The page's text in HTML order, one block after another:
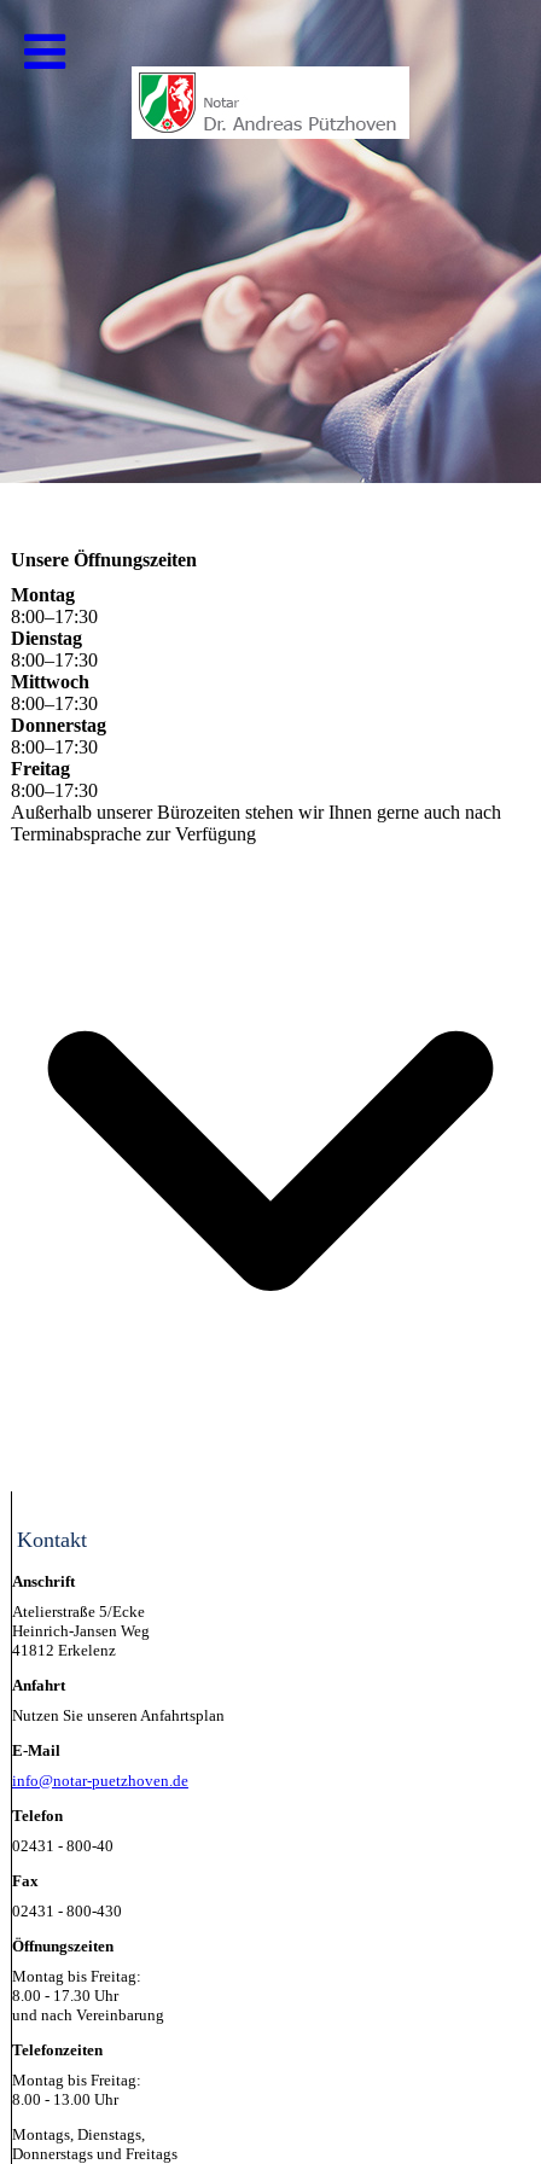
Unsere Öffnungszeiten
Montag
8:00–17:30
Dienstag
8:00–17:30
Mittwoch
8:00–17:30
Donnerstag
8:00–17:30
Freitag
8:00–17:30
Außerhalb unserer Bürozeiten stehen wir Ihnen gerne auch nach
Terminabsprache zur Verfügung
Kontakt
Anschrift
Atelierstraße 5/Ecke
Heinrich-Jansen Weg
41812 Erkelenz
Anfahrt
Nutzen Sie unseren Anfahrtsplan
E-Mail
info@notar-puetzhoven.de
Telefon
02431 - 800-40
Fax
02431 - 800-430
Öffnungszeiten
Montag bis Freitag:
8.00 - 17.30 Uhr
und nach Vereinbarung
Telefonzeiten
Montag bis Freitag:
8.00 - 13.00 Uhr
Montags, Dienstags,
Donnerstags und Freitags